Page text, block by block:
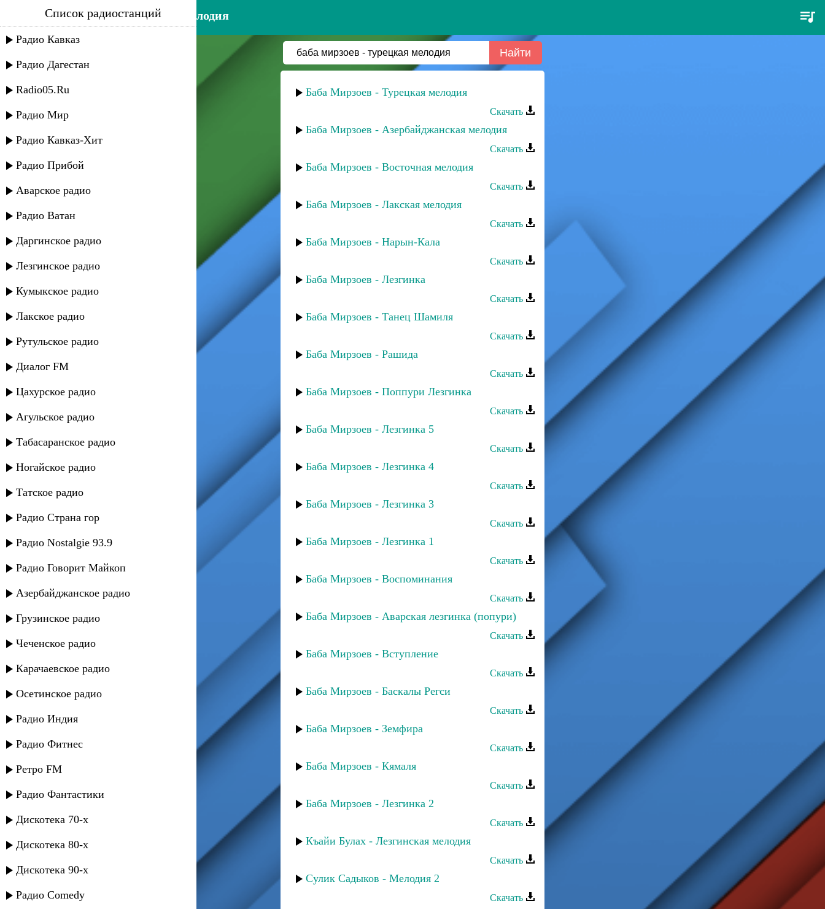
баба мирзоев - турецкая мелодия
Список радиостанций
Радио Кавказ
Радио Дагестан
Radio05.Ru
Радио Мир
Радио Кавказ-Хит
Радио Прибой
Аварское радио
Радио Ватан
Даргинское радио
Лезгинское радио
Кумыкское радио
Лакское радио
Рутульское радио
Диалог FM
Цахурское радио
Агульское радио
Табасаранское радио
Ногайское радио
Татское радио
Радио Страна гор
Радио Nostalgie 93.9
Радио Говорит Майкоп
Азербайджанское радио
Грузинское радио
Чеченское радио
Карачаевское радио
Осетинское радио
Радио Индия
Радио Фитнес
Ретро FM
Радио Фантастики
Дискотека 70-х
Дискотека 80-х
Дискотека 90-х
Радио Comedy
Баба Мирзоев - Турецкая мелодия
Скачать
Баба Мирзоев - Азербайджанская мелодия
Скачать
Баба Мирзоев - Восточная мелодия
Скачать
Баба Мирзоев - Лакская мелодия
Скачать
Баба Мирзоев - Нарын-Кала
Скачать
Баба Мирзоев - Лезгинка
Скачать
Баба Мирзоев - Танец Шамиля
Скачать
Баба Мирзоев - Рашида
Скачать
Баба Мирзоев - Поппури Лезгинка
Скачать
Баба Мирзоев - Лезгинка 5
Скачать
Баба Мирзоев - Лезгинка 4
Скачать
Баба Мирзоев - Лезгинка 3
Скачать
Баба Мирзоев - Лезгинка 1
Скачать
Баба Мирзоев - Воспоминания
Скачать
Баба Мирзоев - Аварская лезгинка (попури)
Скачать
Баба Мирзоев - Вступление
Скачать
Баба Мирзоев - Баскалы Регси
Скачать
Баба Мирзоев - Земфира
Скачать
Баба Мирзоев - Кямаля
Скачать
Баба Мирзоев - Лезгинка 2
Скачать
Къайи Булах - Лезгинская мелодия
Скачать
Сулик Садыков - Мелодия 2
Скачать